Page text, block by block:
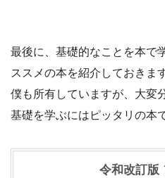
最後に、基礎的なことを本で
ススメの本を紹介しておきま
僕も所有していますが、大変
基礎を学ぶにはピッタリの本
令和改訂版